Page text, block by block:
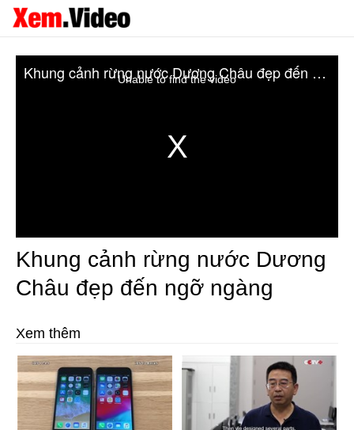
Unable to find the video Khung cảnh rừng nước Dương Châu đẹp đến ngỡ ngàng
Khung cảnh rừng nước Dương
Châu đẹp đến ngỡ ngàng
Xem thêm